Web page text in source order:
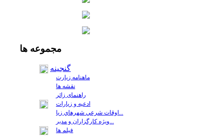
مجموعه ها
گنجینه
ماهنامه زیارت
نقشه ها
راهنمای زائر
ادعیه و زیارات
فيلم ها